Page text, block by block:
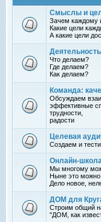
Смыслы и
Зачем каждому
Какие цели
А какие цели
Деятельность
Что делаем?
Где делаем?
Как делаем?
Команда:
Обсуждаем
эффективные
трудности,
радости
Целевая
Создаем и
Онлайн-
Мы многому
Ныне это можно
Дело новое,
ДОМ для
Строим общий
"ДОМ, как